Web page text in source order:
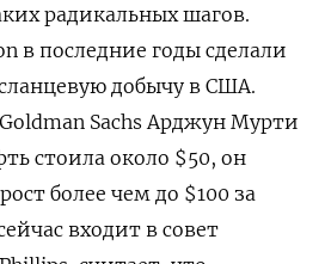
радикальных шагов.
в последние годы сделали
добычу в США.
Sachs Арджун Мурти
стоила около $50, он
более чем до $100 за
входит в совет